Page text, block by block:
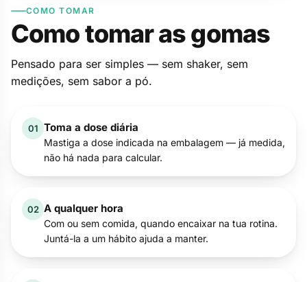
✦ COMO TOMAR
Como tomar as gomas
Pensado para ser simples — sem shaker, sem
medições, sem sabor a pó.
01 Toma a dose diária
Mastiga a dose indicada na embalagem — já medida,
não há nada para calcular.
02 A qualquer hora
Com ou sem comida, quando encaixar na tua rotina.
Juntá-la a um hábito ajuda a manter.